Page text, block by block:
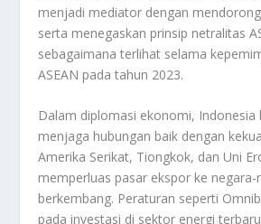
menjadi mediator dengan
serta menegaskan prinsip netralitas
sebagaimana terlihat selama
ASEAN pada tahun 2023.
Dalam diplomasi ekonomi, Indonesia
menjaga hubungan baik dengan
Amerika Serikat, Tiongkok, dan Uni
memperluas pasar ekspor ke negara-
berkembang. Peraturan seperti
pada investasi di sektor energi